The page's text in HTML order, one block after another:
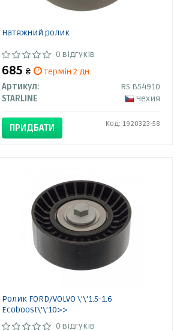
Натяжний ролик
0 відгуків
685₴
термін 2 дн.
Артикул:
RS B54910
STARLINE
Чехия
ПРИДБАТИ Код: 1920323-58
Ролик FORD/VOLVO \'\'1.5-1.6
Ecoboost\'\'10>>
0 відгуків